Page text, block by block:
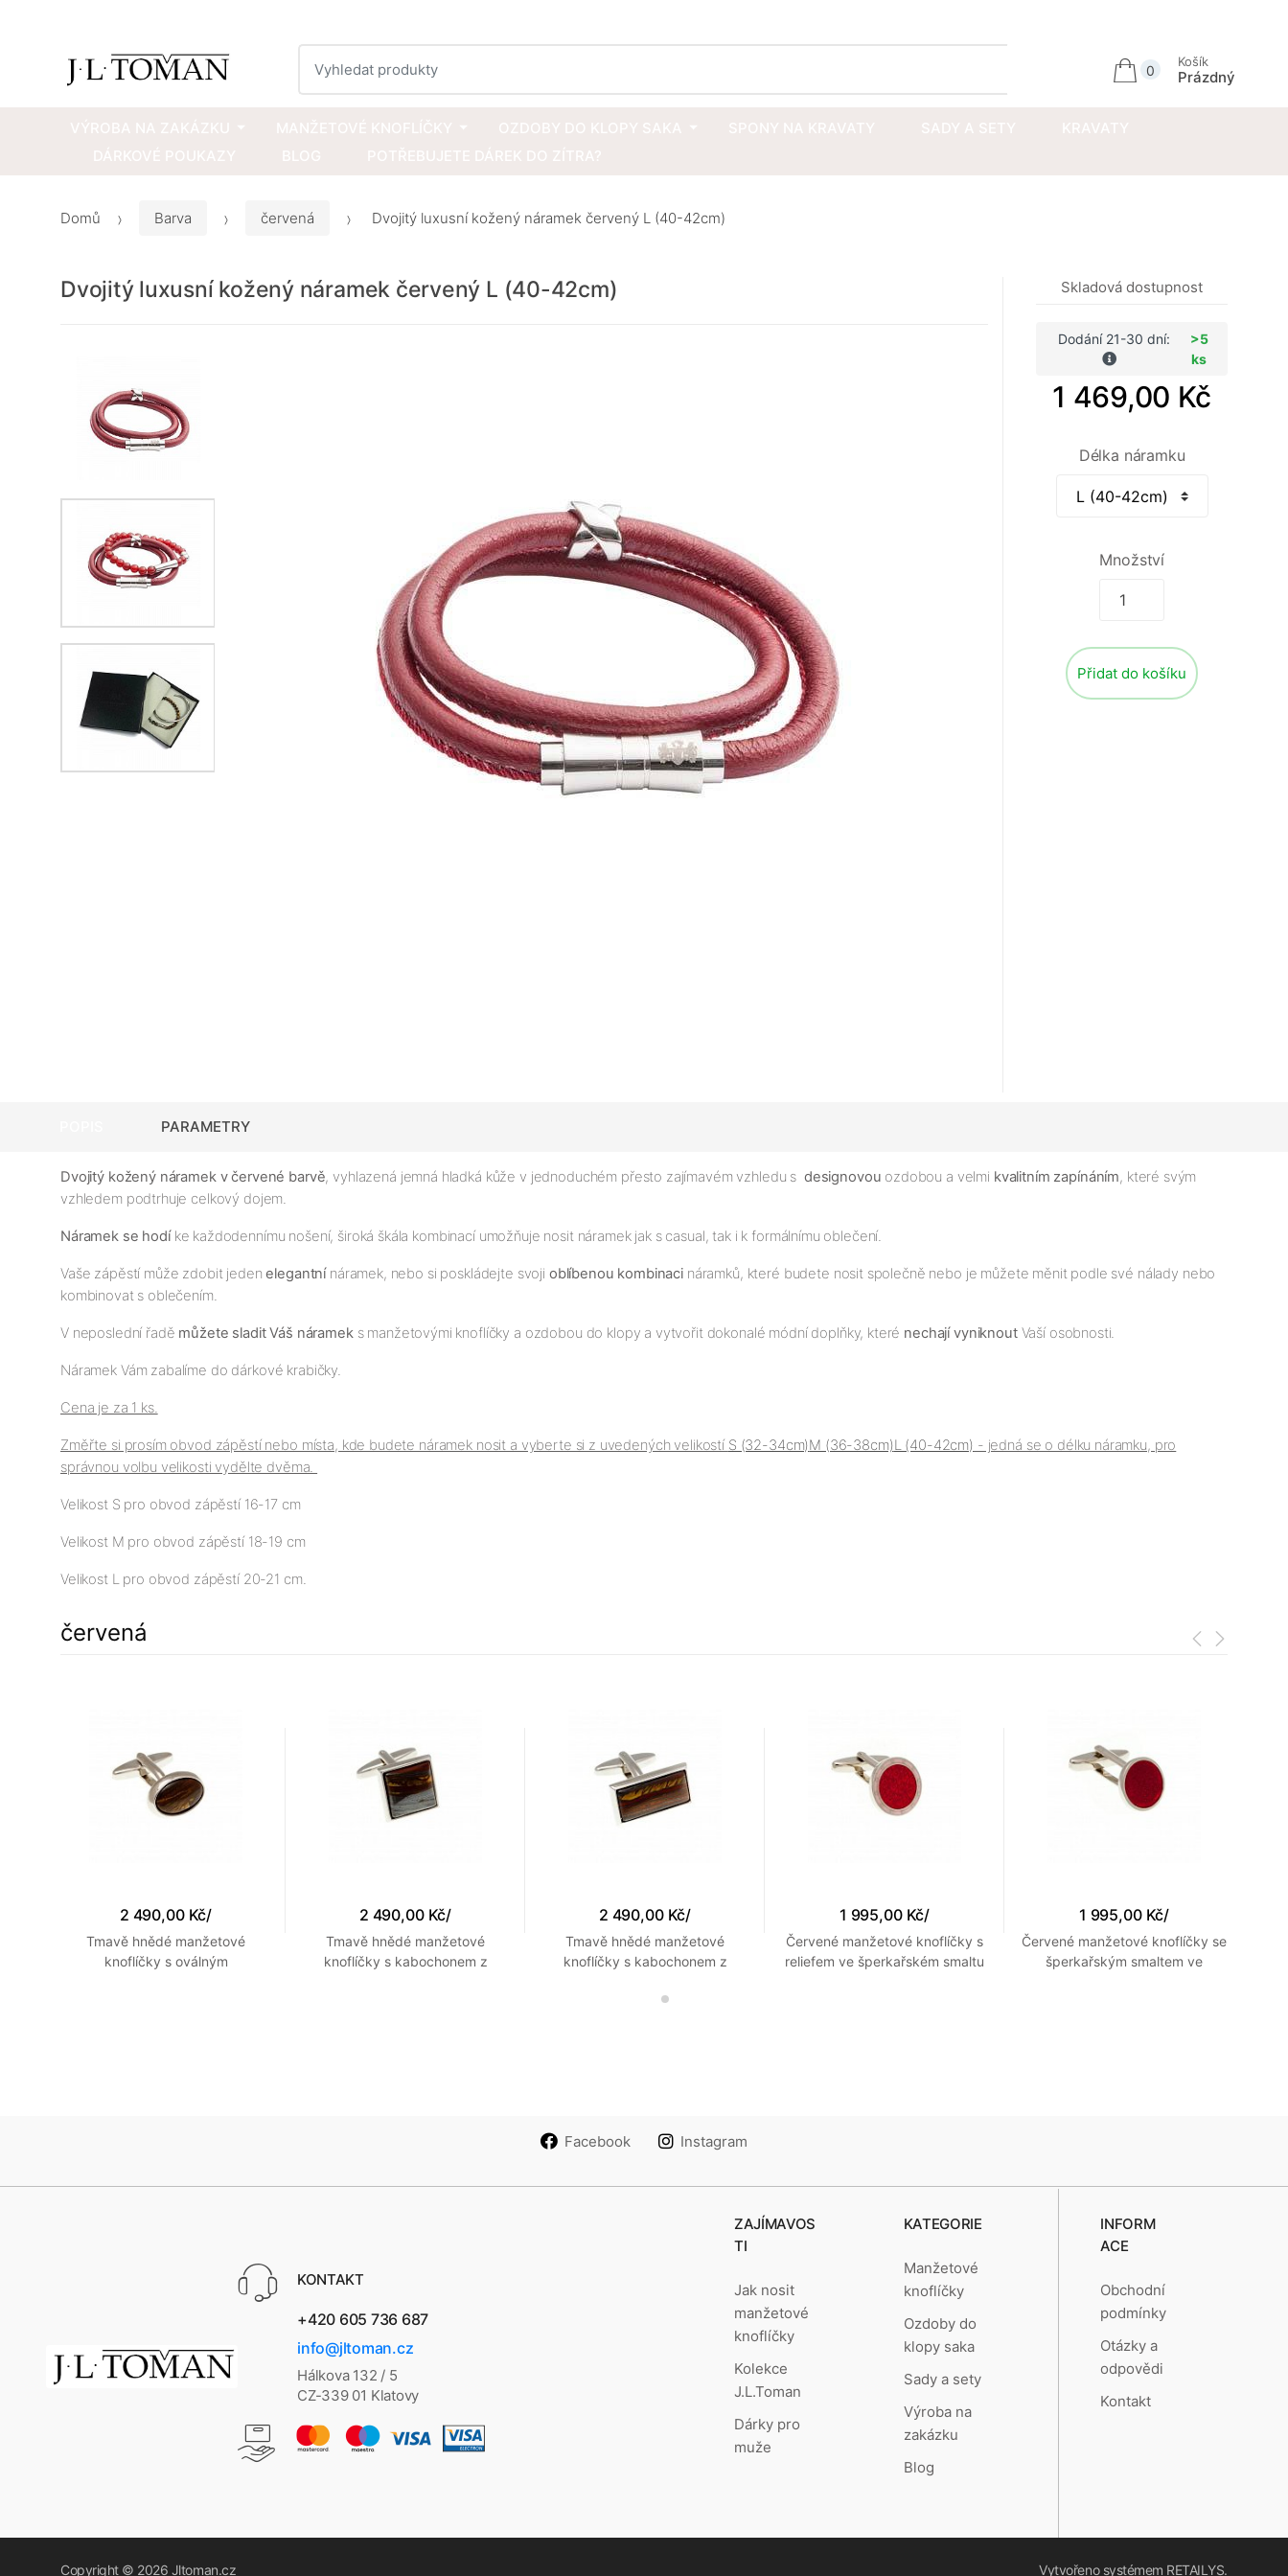
0
Košík
Prázdný
Domů Barva červená Dvojitý luxusní kožený náramek červený L (40-42cm)
Dvojitý luxusní kožený náramek červený L (40-42cm) Skladová dostupnost
Dodání 21-30 dní:
>5
ks
1 469,00 Kč
Délka náramku
Množství
Přidat do košíku
PARAMETRY
Dvojitý kožený náramek v červené barvě, vyhlazená jemná hladká kůže v jednoduchém přesto zajímavém vzhledu s designovou ozdobou a velmi kvalitním zapínáním, které svým
vzhledem podtrhuje celkový dojem.
Náramek se hodíke každodennímu nošení, široká škála kombinací umožňuje nosit náramek jak s casual, tak i k formálnímu oblečení.
Vaše zápěstí může zdobit jedenelegantní náramek, nebo si poskládejte svoji oblíbenou kombinaci náramků, které budete nosit společně nebo je můžete měnit podle své nálady nebo
kombinovat s oblečením.
V neposlední řadě můžete sladit Váš nárameks manžetovými knoflíčky a ozdobou do klopy a vytvořit dokonalé módní doplňky, které nechají vyniknoutVaší osobnosti.
Náramek Vám zabalíme do dárkové krabičky.
Cena je za 1 ks.
Změřte si prosím obvod zápěstí nebo místa, kde budete náramek nosit a vyberte si z uvedených velikostí S (32-34cm)M (36-38cm)L (40-42cm) - jedná se o délku náramku, pro
správnou volbu velikosti vydělte dvěma.
Velikost S pro obvod zápěstí 16-17 cm
Velikost M pro obvod zápěstí 18-19 cm
Velikost L pro obvod zápěstí 20-21 cm.
červená
2 490,00 Kč/
Tmavě hnědé manžetové
knoflíčky s oválným
2 490,00 Kč/
Tmavě hnědé manžetové
knoflíčky s kabochonem z
2 490,00 Kč/
Tmavě hnědé manžetové
knoflíčky s kabochonem z
tvaru obdelníku
1 995,00 Kč/
Červené manžetové knoflíčky s
reliefem ve šperkařském smaltu
1 995,00 Kč/
Červené manžetové knoflíčky se
šperkařským smaltem ve
Facebook Instagram
KONTAKT
+420 605 736 687
info@jltoman.cz
Hálkova 132 / 5
CZ-339 01 Klatovy
ZAJÍMAVOS
TI
Jak nosit
manžetové
knoflíčky
Kolekce
J.L.Toman
Dárky pro
muže
KATEGORIE
Manžetové
knoflíčky
Ozdoby do
klopy saka
Sady a sety
Výroba na
zakázku
Blog
INFORM
ACE
Obchodní
podmínky
Otázky a
odpovědi
Kontakt
Copyright © 2026 Jltoman.cz Vytvořeno systémem RETAILYS.